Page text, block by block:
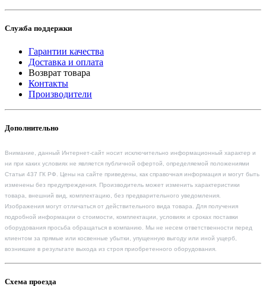
Служба поддержки
Гарантии качества
Доставка и оплата
Возврат товара
Контакты
Производители
Дополнительно
Внимание, данный Интернет-сайт носит исключительно информационный характер и
ни при каких условиях не является публичной офертой, определяемой положениями
Статьи 437 ГК РФ. Цены на сайте приведены, как справочная информация и могут быть
изменены без предупреждения. Производитель может изменить характеристики
товара, внешний вид, комплектацию, без предварительного уведомления.
Изображения могут отличаться от действительного вида товара. Для получения
подробной информации о стоимости, комплектации, условиях и сроках поставки
оборудования просьба обращаться в компанию. Мы не несем ответственности перед
клиентом за прямые или косвенные убытки, упущенную выгоду или иной ущерб,
возникшие в результате выхода из строя приобретенного оборудования.
Схема проезда